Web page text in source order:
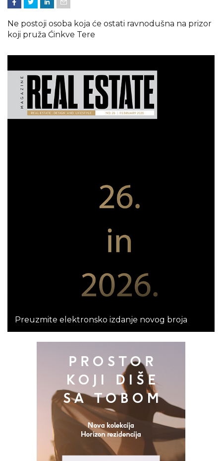
Ne postoji osoba koja će ostati ravnodušna na prizor
koji pruža Ćinkve Tere
Preuzmite elektronsko izdanje novog broja